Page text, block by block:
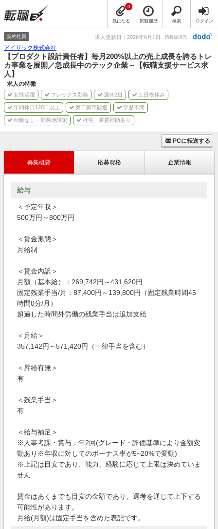
気になる
0
閲覧履歴 検索 ログイン
契約社員 求人更新日：2026年6月1日 情報提供元
アイザック株式会社
【プロダクト設計責任者】毎月200%以上の売上成長を誇るトレ
カ事業を展開／急成長中のテック企業～【転職支援サービス求
人】
求人の特徴
女性活躍 フレックス勤務 週休2日 土日祝休み
年間休日120日以上 第二新卒歓迎 学歴不問
転勤なし・勤務地限定 社宅・家賃補助あり
PCに転送する
募集概要 応募資格 企業情報
給与
＜予定年収＞
500万円～800万円
＜賃金形態＞
月給制
＜賃金内訳＞
月額（基本給）：269,742円～431,620円
固定残業手当/月：87,400円～139,800円（固定残業時間45
時間0分/月）
超過した時間外労働の残業手当は追加支給
＜月給＞
357,142円～571,420円（一律手当を含む）
＜昇給有無＞
有
＜残業手当＞
有
＜給与補足＞
※人事考課・賞与：年2回(グレード・評価基準により金額変
動あり※年収に対してのボーナス率が5~20%で変動)
※上記は目安であり、能力、経験に応じて上限は決めていま
せん
賃金はあくまでも目安の金額であり、選考を通じて上下する
可能性があります。
月給(月額)は固定手当を含めた表記です。